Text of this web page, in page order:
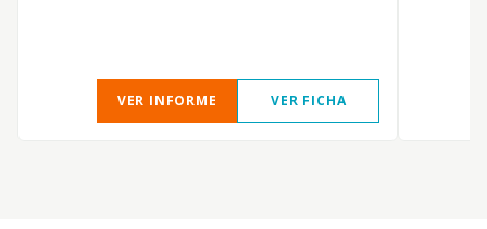
VER INFORME VER FICHA